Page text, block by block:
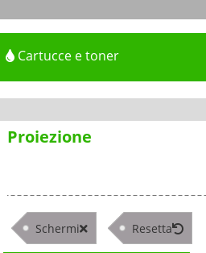
Cartucce e toner
Proiezione
Schermi Resetta